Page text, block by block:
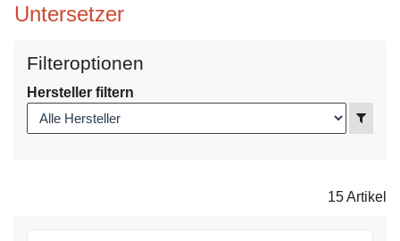
Untersetzer
Filteroptionen
Hersteller filtern
15 Artikel